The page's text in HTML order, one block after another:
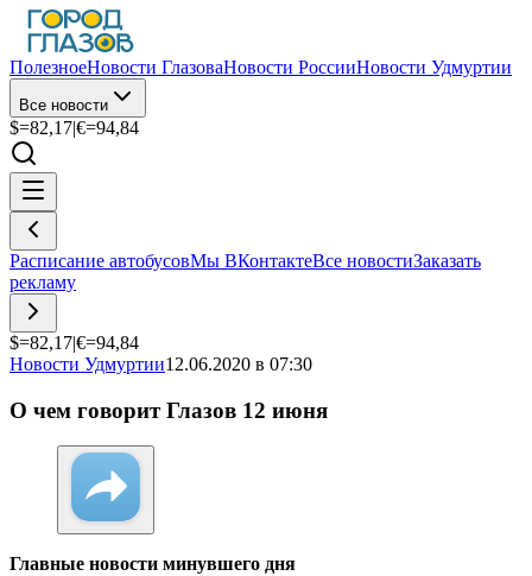
ПолезноеНовости ГлазоваНовости РоссииНовости Удмуртии
Все новости
$=82,17|€=94,84
Расписание автобусовМы ВКонтактеВсе новостиЗаказать
рекламу
$=82,17|€=94,84
Новости Удмуртии12.06.2020 в 07:30
О чем говорит Глазов 12 июня
Главные новости минувшего дня